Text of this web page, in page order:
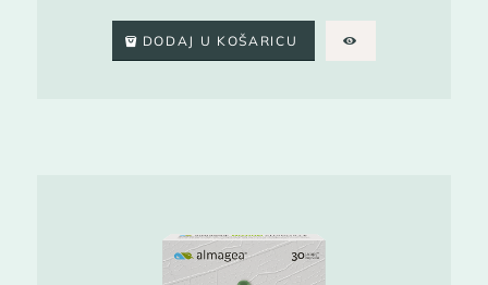
DODAJ U KOŠARICU